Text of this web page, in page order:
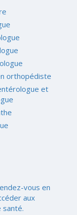
orthopédiste
et
vous en
aux
santé.